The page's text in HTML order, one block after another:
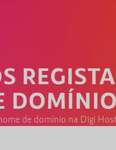
DOMÍNIO
de domínio na Digi